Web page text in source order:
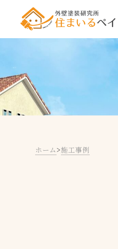
ホーム >施工事例